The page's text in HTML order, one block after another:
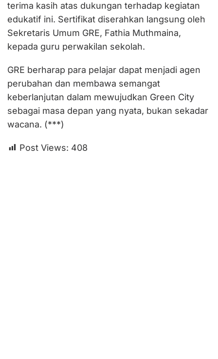
terima kasih atas dukungan terhadap kegiatan
edukatif ini. Sertifikat diserahkan langsung oleh
Sekretaris Umum GRE, Fathia Muthmaina,
kepada guru perwakilan sekolah.
GRE berharap para pelajar dapat menjadi agen
perubahan dan membawa semangat
keberlanjutan dalam mewujudkan Green City
sebagai masa depan yang nyata, bukan sekadar
wacana. (***)
Post Views: 408